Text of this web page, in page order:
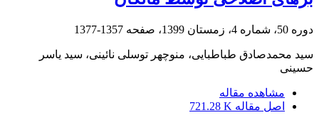
دوره 50، شماره 4، زمستان 1399، صفحه 1357-1377
سید محمدصادق طباطبایی، منوچهر توسلی نائینی، سید یاسر
حسینی
مشاهده مقاله
اصل مقاله 721.28 K